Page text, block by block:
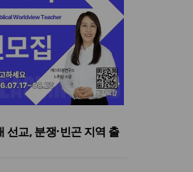
목사의 영혼의 양식 63]
은 같은데 왜 열매는 다를
민구금센터에 억류됐던
일 속에서도 복음은 전해
선교, 분쟁·빈곤 지역 출